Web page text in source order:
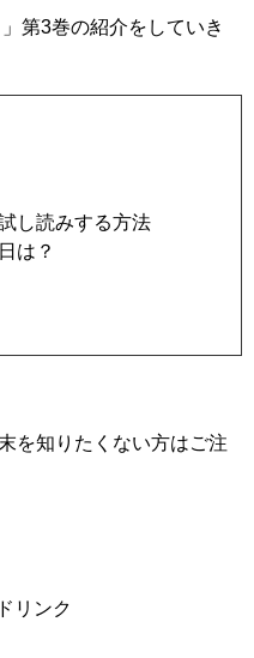
第3巻の紹介をしていき
し読みする方法
は？
を知りたくない方はご注
リンク